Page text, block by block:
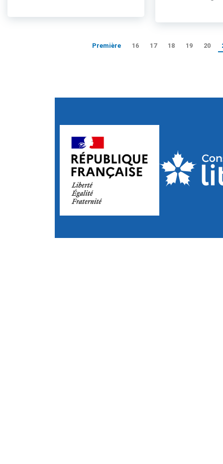
Première 16 17 18 19 20